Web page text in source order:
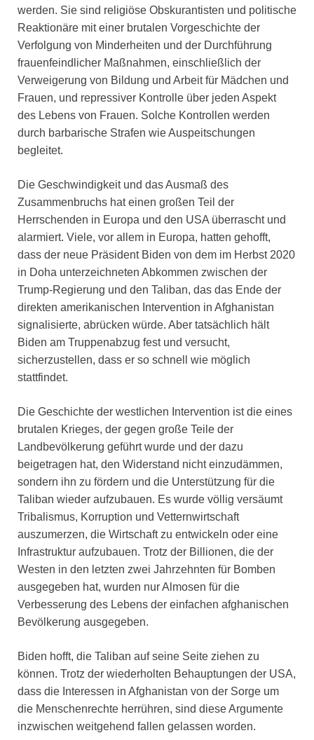
werden. Sie sind religiöse Obskurantisten und politische
Reaktionäre mit einer brutalen Vorgeschichte der
Verfolgung von Minderheiten und der Durchführung
frauenfeindlicher Maßnahmen, einschließlich der
Verweigerung von Bildung und Arbeit für Mädchen und
Frauen, und repressiver Kontrolle über jeden Aspekt
des Lebens von Frauen. Solche Kontrollen werden
durch barbarische Strafen wie Auspeitschungen
begleitet.
Die Geschwindigkeit und das Ausmaß des
Zusammenbruchs hat einen großen Teil der
Herrschenden in Europa und den USA überrascht und
alarmiert. Viele, vor allem in Europa, hatten gehofft,
dass der neue Präsident Biden von dem im Herbst 2020
in Doha unterzeichneten Abkommen zwischen der
Trump-Regierung und den Taliban, das das Ende der
direkten amerikanischen Intervention in Afghanistan
signalisierte, abrücken würde. Aber tatsächlich hält
Biden am Truppenabzug fest und versucht,
sicherzustellen, dass er so schnell wie möglich
stattfindet.
Die Geschichte der westlichen Intervention ist die eines
brutalen Krieges, der gegen große Teile der
Landbevölkerung geführt wurde und der dazu
beigetragen hat, den Widerstand nicht einzudämmen,
sondern ihn zu fördern und die Unterstützung für die
Taliban wieder aufzubauen. Es wurde völlig versäumt
Tribalismus, Korruption und Vetternwirtschaft
auszumerzen, die Wirtschaft zu entwickeln oder eine
Infrastruktur aufzubauen. Trotz der Billionen, die der
Westen in den letzten zwei Jahrzehnten für Bomben
ausgegeben hat, wurden nur Almosen für die
Verbesserung des Lebens der einfachen afghanischen
Bevölkerung ausgegeben.
Biden hofft, die Taliban auf seine Seite ziehen zu
können. Trotz der wiederholten Behauptungen der USA,
dass die Interessen in Afghanistan von der Sorge um
die Menschenrechte herrühren, sind diese Argumente
inzwischen weitgehend fallen gelassen worden.